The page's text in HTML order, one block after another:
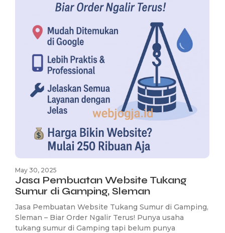
May 30, 2025
Jasa Pembuatan Website Tukang
Sumur di Gamping, Sleman
Jasa Pembuatan Website Tukang Sumur di Gamping,
Sleman – Biar Order Ngalir Terus! Punya usaha
tukang sumur di Gamping tapi belum punya